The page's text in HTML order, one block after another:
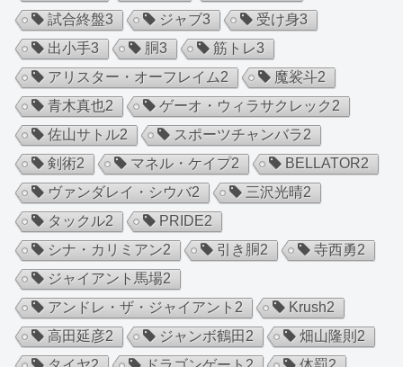
試合終盤3 ジャブ3 受け身3
出小手3 胴3 筋トレ3
アリスター・オーフレイム2 魔裟斗2
青木真也2 ゲーオ・ウィラサクレック2
佐山サトル2 スポーツチャンバラ2
剣術2 マネル・ケイプ2 BELLATOR2
ヴァンダレイ・シウバ2 三沢光晴2
タックル2 PRIDE2
シナ・カリミアン2 引き胴 2 寺西勇2
ジャイアント馬場2
アンドレ・ザ・ジャイアント 2 Krush2
高田延彦2 ジャンボ鶴田 2 畑山隆則 2